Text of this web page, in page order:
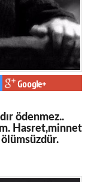
Google+
ödenmez..
Hasret,minnet